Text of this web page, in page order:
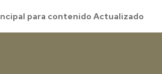
para contenido Actualizado